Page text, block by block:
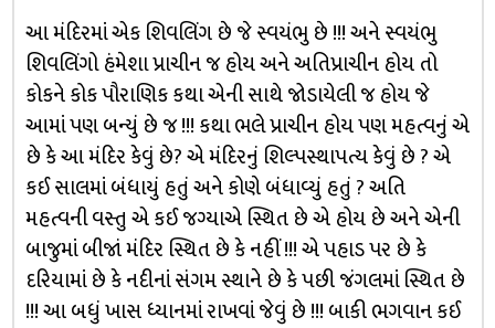
આ મંદિરમાં એક શિવલિંગ છે જે સ્વયંભુ છે !!! અને સ્વયંભુ
શિવલિંગો હંમેશા પ્રાચીન જ હોય અને અતિપ્રાચીન હોય તો
કોકને કોક પૌરાણિક કથા એની સાથે જોડાયેલી જ હોય જે
આમાં પણ બન્યું છે જ !!! કથા ભલે પ્રાચીન હોય પણ મહત્વનું એ
છે કે આ મંદિર કેવું છે? એ મંદિરનું શિલ્પસ્થાપત્ય કેવું છે ? એ
કઈ સાલમાં બંધાયું હતું અને કોણે બંધાવ્યું હતું ? અતિ
મહત્વની વસ્તુ એ કઈ જગ્યાએ સ્થિત છે એ હોય છે અને એની
બાજુમાં બીજાં મંદિર સ્થિત છે કે નહીં !!! એ પહાડ પર છે કે
દરિયામાં છે કે નદીનાં સંગમ સ્થાને છે કે પછી જંગલમાં સ્થિત છે
!!! આ બધું ખાસ ધ્યાનમાં રાખવાં જેવું છે !!! બાકી ભગવાન કઈ